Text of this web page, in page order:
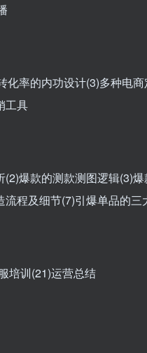
化率的内功设计(3)多种电
工具
爆款的测款测图逻辑(3)
程及细节(7)引爆单品的三
培训(21)运营总结